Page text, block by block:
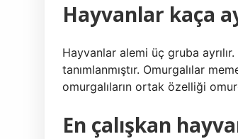
Hayvanlar kaça
Hayvanlar alemi üç gruba
tanımlanmıştır. Omurgalılar
omurgalıların ortak özelliği
En çalışkan